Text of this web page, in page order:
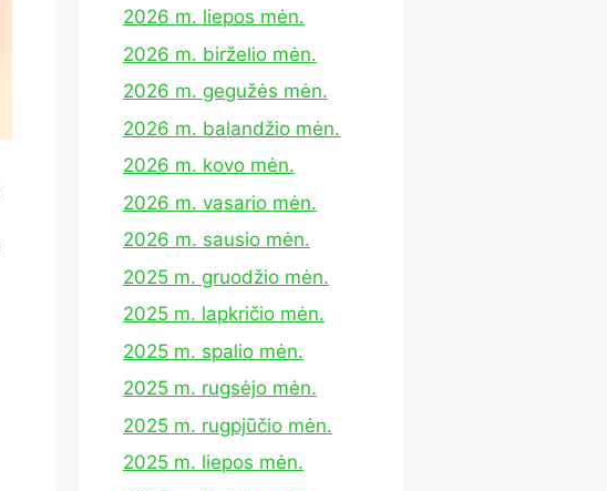
2026 m. liepos mėn.
2026 m. birželio mėn.
2026 m. gegužės mėn.
2026 m. balandžio mėn.
2026 m. kovo mėn.
2026 m. vasario mėn.
2026 m. sausio mėn.
2025 m. gruodžio mėn.
2025 m. lapkričio mėn.
2025 m. spalio mėn.
2025 m. rugsėjo mėn.
2025 m. rugpjūčio mėn.
2025 m. liepos mėn.